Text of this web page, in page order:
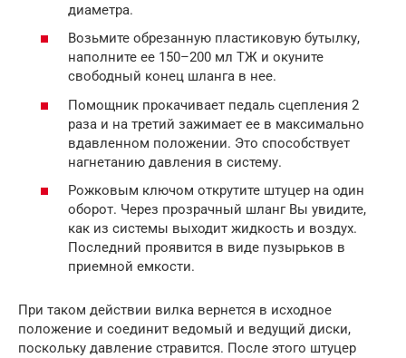
диаметра.
Возьмите обрезанную пластиковую бутылку,
наполните ее 150–200 мл ТЖ и окуните
свободный конец шланга в нее.
Помощник прокачивает педаль сцепления 2
раза и на третий зажимает ее в максимально
вдавленном положении. Это способствует
нагнетанию давления в систему.
Рожковым ключом открутите штуцер на один
оборот. Через прозрачный шланг Вы увидите,
как из системы выходит жидкость и воздух.
Последний проявится в виде пузырьков в
приемной емкости.
При таком действии вилка вернется в исходное
положение и соединит ведомый и ведущий диски,
поскольку давление стравится. После этого штуцер